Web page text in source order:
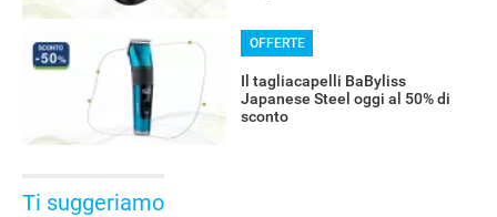
OFFERTE
Il tagliacapelli BaByliss
Japanese Steel oggi al 50% di
sconto
Ti suggeriamo